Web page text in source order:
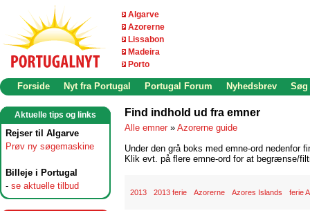
Algarve
Azorerne
Lissabon
Madeira
Porto
Forside Nyt fra Portugal Portugal Forum Nyhedsbrev Søg
Aktuelle tips og links
Rejser til Algarve
Prøv ny søgemaskine
Billeje i Portugal
- se aktuelle tilbud
Find indhold ud fra emner
Alle emner » Azorerne guide
Under den grå boks med emne-ord nedenfor
Klik evt. på flere emne-ord for at begrænse/
2013 2013 ferie Azorerne Azores Islands ferie